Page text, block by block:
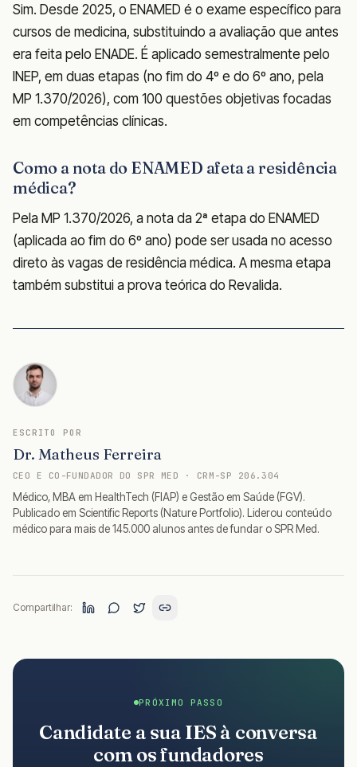
Sim. Desde 2025, o ENAMED é o exame específico para
cursos de medicina, substituindo a avaliação que antes
era feita pelo ENADE. É aplicado semestralmente pelo
INEP, em duas etapas (no fim do 4º e do 6º ano, pela
MP 1.370/2026), com 100 questões objetivas focadas
em competências clínicas.
Como a nota do ENAMED afeta a residência
médica?
Pela MP 1.370/2026, a nota da 2ª etapa do ENAMED
(aplicada ao fim do 6º ano) pode ser usada no acesso
direto às vagas de residência médica. A mesma etapa
também substitui a prova teórica do Revalida.
ESCRITO POR
Dr. Matheus Ferreira
CEO E CO-FUNDADOR DO SPR MED · CRM-SP 206.304
Médico, MBA em HealthTech (FIAP) e Gestão em Saúde (FGV).
Publicado em Scientific Reports (Nature Portfolio). Liderou conteúdo
médico para mais de 145.000 alunos antes de fundar o SPR Med.
Compartilhar:
PRÓXIMO PASSO
Candidate a sua IES à conversa
com os fundadores